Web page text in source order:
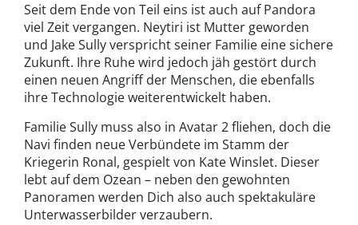
Seit dem Ende von Teil eins ist auch auf Pandora
viel Zeit vergangen. Neytiri ist Mutter geworden
und Jake Sully verspricht seiner Familie eine sichere
Zukunft. Ihre Ruhe wird jedoch jäh gestört durch
einen neuen Angriff der Menschen, die ebenfalls
ihre Technologie weiterentwickelt haben.
Familie Sully muss also in Avatar 2 fliehen, doch die
Navi finden neue Verbündete im Stamm der
Kriegerin Ronal, gespielt von Kate Winslet. Dieser
lebt auf dem Ozean – neben den gewohnten
Panoramen werden Dich also auch spektakuläre
Unterwasserbilder verzaubern.